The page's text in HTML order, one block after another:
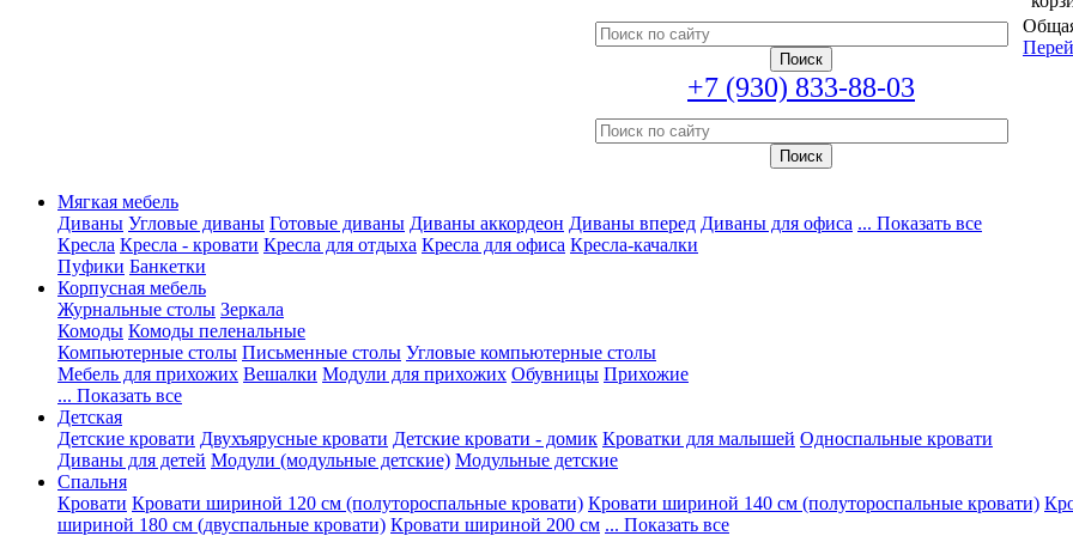
+7 (930) 833-88-03
Мягкая мебель
Диваны Угловые диваны Готовые диваны Диваны аккордеон Диваны вперед Диваны для офиса ... Показать все
Кресла Кресла - кровати Кресла для отдыха Кресла для офиса Кресла-качалки
Пуфики Банкетки
Корпусная мебель
Журнальные столы Зеркала
Комоды Комоды пеленальные
Компьютерные столы Письменные столы Угловые компьютерные столы
Мебель для прихожих Вешалки Модули для прихожих Обувницы Прихожие
... Показать все
Детская
Детские кровати Двухъярусные кровати Детские кровати - домик Кроватки для малышей Односпальные кровати
Диваны для детей Модули (модульные детские) Модульные детские
Спальня
Кровати Кровати шириной 120 см (полутороспальные кровати) Кровати шириной 140 см (полутороспальные кровати)
шириной 180 см (двуспальные кровати) Кровати шириной 200 см ... Показать все